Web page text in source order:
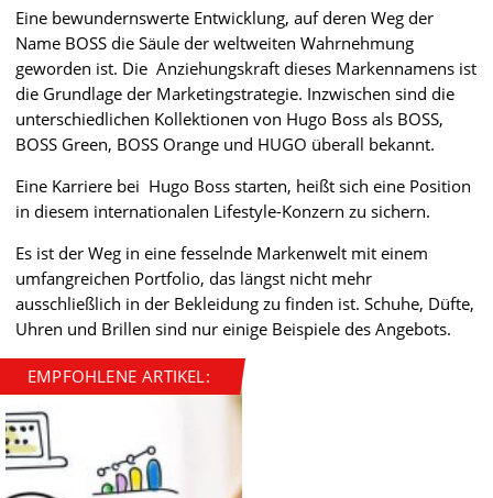
Eine bewundernswerte Entwicklung, auf deren Weg der
Name BOSS die Säule der weltweiten Wahrnehmung
geworden ist. Die Anziehungskraft dieses Markennamens ist
die Grundlage der Marketingstrategie. Inzwischen sind die
unterschiedlichen Kollektionen von Hugo Boss als BOSS,
BOSS Green, BOSS Orange und HUGO überall bekannt.
Eine Karriere bei Hugo Boss starten, heißt sich eine Position
in diesem internationalen Lifestyle-Konzern zu sichern.
Es ist der Weg in eine fesselnde Markenwelt mit einem
umfangreichen Portfolio, das längst nicht mehr
ausschließlich in der Bekleidung zu finden ist. Schuhe, Düfte,
Uhren und Brillen sind nur einige Beispiele des Angebots.
EMPFOHLENE ARTIKEL: